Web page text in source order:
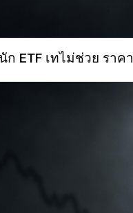
ก ETF เทไม่ช่วย รา